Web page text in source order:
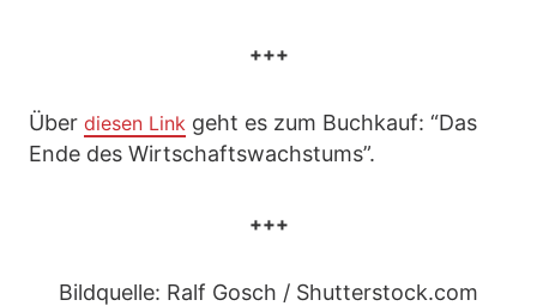
+++
Über diesen Link geht es zum Buchkauf: “Das
Ende des Wirtschaftswachstums”.
+++
Bildquelle: Ralf Gosch / Shutterstock.com